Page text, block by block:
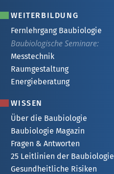
WEITERBILDUNG
Fernlehrgang Baubiologie
Baubiologische Seminare:
Messtechnik
Raumgestaltung
Energieberatung
WISSEN
Über die Baubiologie
Baubiologie Magazin
Fragen & Antworten
25 Leitlinien der Baubiologie
Gesundheitliche Risiken